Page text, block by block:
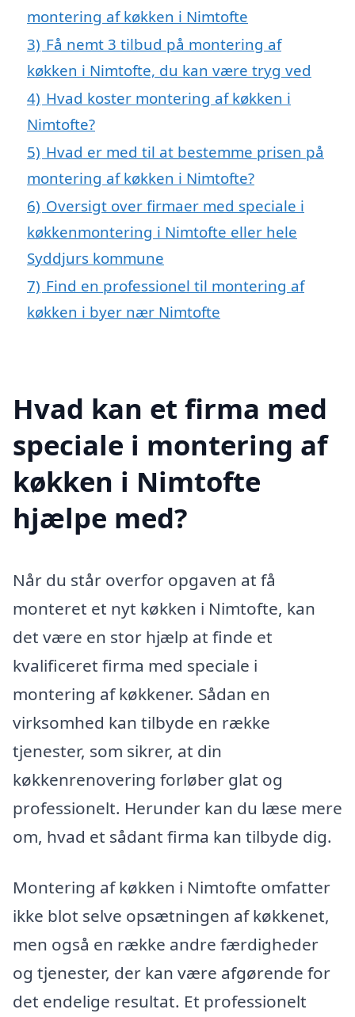
montering af køkken i Nimtofte
3) Få nemt 3 tilbud på montering af
køkken i Nimtofte, du kan være tryg ved
4) Hvad koster montering af køkken i
Nimtofte?
5) Hvad er med til at bestemme prisen på
montering af køkken i Nimtofte?
6) Oversigt over firmaer med speciale i
køkkenmontering i Nimtofte eller hele
Syddjurs kommune
7) Find en professionel til montering af
køkken i byer nær Nimtofte
Hvad kan et firma med
speciale i montering af
køkken i Nimtofte
hjælpe med?
Når du står overfor opgaven at få
monteret et nyt køkken i Nimtofte, kan
det være en stor hjælp at finde et
kvalificeret firma med speciale i
montering af køkkener. Sådan en
virksomhed kan tilbyde en række
tjenester, som sikrer, at din
køkkenrenovering forløber glat og
professionelt. Herunder kan du læse mere
om, hvad et sådant firma kan tilbyde dig.
Montering af køkken i Nimtofte omfatter
ikke blot selve opsætningen af køkkenet,
men også en række andre færdigheder
og tjenester, der kan være afgørende for
det endelige resultat. Et professionelt